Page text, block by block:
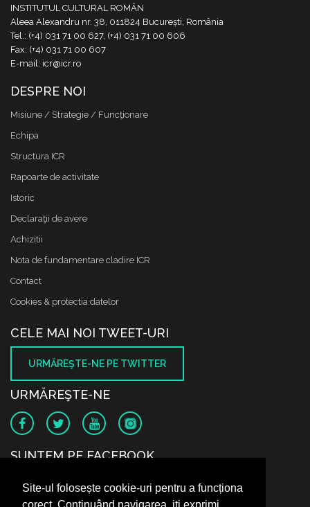
Site-ul folosește cookie-uri pentru a funcționa
INSTITUTUL CULTURAL ROMÂN
Aleea Alexandru nr. 38, 011824 București, România
Tel.: (+4) 031 71 00 627, (+4) 031 71 00 606
Fax: (+4) 031 71 00 607
E-mail: icr@icr.ro
DESPRE NOI
Misiune / Strategie / Funcţionare
Echipa
Structura ICR
Rapoarte de activitate
Istoric
Declaraţii de avere
Achizitii
Nota de fundamentare cladire ICR
Contact
Cookies & protectia datelor
CELE MAI NOI TWEET-URI
URMĂREŞTE-NE PE TWITTER
URMĂREŞTE-NE
SUNTEM PE FACEBOOK